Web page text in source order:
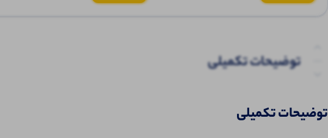
توضیحات تکمیلی
توضیحات تکمیلی